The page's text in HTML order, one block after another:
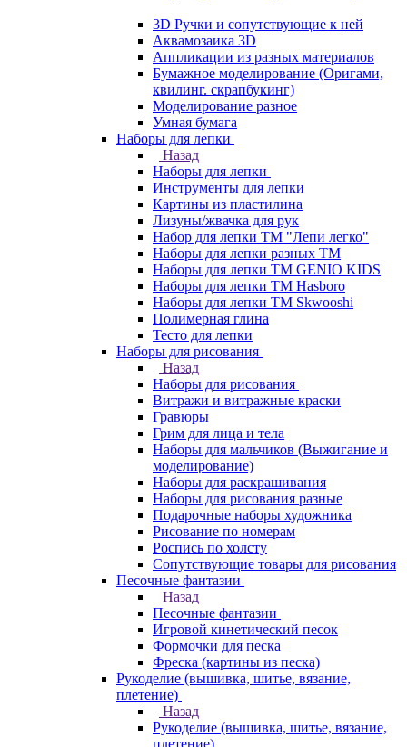
3D Ручки и сопутствующие к ней
Аквамозаика 3D
Аппликации из разных материалов
Бумажное моделирование (Оригами,
квилинг. скрапбукинг)
Моделирование разное
Умная бумага
Наборы для лепки
Назад
Наборы для лепки
Инструменты для лепки
Картины из пластилина
Лизуны/жвачка для рук
Набор для лепки ТМ "Лепи легко"
Наборы для лепки разных ТМ
Наборы для лепки ТМ GENIO KIDS
Наборы для лепки ТМ Hasboro
Наборы для лепки ТМ Skwooshi
Полимерная глина
Тесто для лепки
Наборы для рисования
Назад
Наборы для рисования
Витражи и витражные краски
Гравюры
Грим для лица и тела
Наборы для мальчиков (Выжигание и
моделирование)
Наборы для раскрашивания
Наборы для рисования разные
Подарочные наборы художника
Рисование по номерам
Роспись по холсту
Сопутствующие товары для рисования
Песочные фантазии
Назад
Песочные фантазии
Игровой кинетический песок
Формочки для песка
Фреска (картины из песка)
Рукоделие (вышивка, шитье, вязание,
плетение)
Назад
Рукоделие (вышивка, шитье, вязание,
плетение)